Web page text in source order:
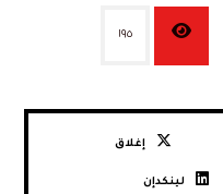
١٩٥
إغلاق
لينكدإن